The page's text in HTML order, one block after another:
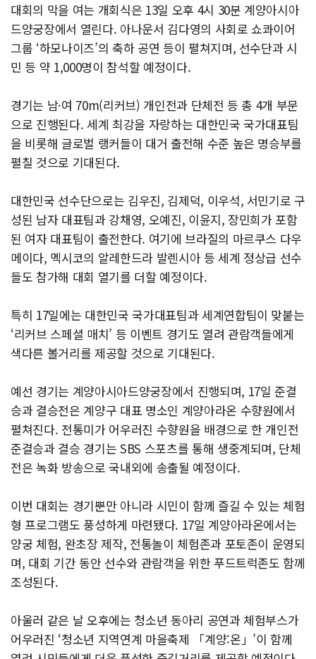
대회의 막을 여는 개회식은 13일 오후 4시 30분 계양아시아
드양궁장에서 열린다. 아나운서 김다영의 사회로 쇼콰이어
그룹 ‘하모나이즈’의 축하 공연 등이 펼쳐지며, 선수단과 시
민 등 약 1,000명이 참석할 예정이다.
경기는 남·여 70m(리커브) 개인전과 단체전 등 총 4개 부문
으로 진행된다. 세계 최강을 자랑하는 대한민국 국가대표팀
을 비롯해 글로벌 랭커들이 대거 출전해 수준 높은 명승부를
펼칠 것으로 기대된다.
대한민국 선수단으로는 김우진, 김제덕, 이우석, 서민기로 구
성된 남자 대표팀과 강채영, 오예진, 이윤지, 장민희가 포함
된 여자 대표팀이 출전한다. 여기에 브라질의 마르쿠스 다우
메이다, 멕시코의 알레한드라 발렌시아 등 세계 정상급 선수
들도 참가해 대회 열기를 더할 예정이다.
특히 17일에는 대한민국 국가대표팀과 세계연합팀이 맞붙는
‘리커브 스페셜 매치’ 등 이벤트 경기도 열려 관람객들에게
색다른 볼거리를 제공할 것으로 기대된다.
예선 경기는 계양아시아드양궁장에서 진행되며, 17일 준결
승과 결승전은 계양구 대표 명소인 계양아라온 수향원에서
펼쳐진다. 전통미가 어우러진 수향원을 배경으로 한 개인전
준결승과 결승 경기는 SBS 스포츠를 통해 생중계되며, 단체
전은 녹화 방송으로 국내외에 송출될 예정이다.
이번 대회는 경기뿐만 아니라 시민이 함께 즐길 수 있는 체험
형 프로그램도 풍성하게 마련됐다. 17일 계양아라온에서는
양궁 체험, 완초장 제작, 전통놀이 체험존과 포토존이 운영되
며, 대회 기간 동안 선수와 관람객을 위한 푸드트럭존도 함께
조성된다.
아울러 같은 날 오후에는 청소년 동아리 공연과 체험부스가
어우러진 ‘청소년 지역연계 마을축제 「계양:온」’이 함께